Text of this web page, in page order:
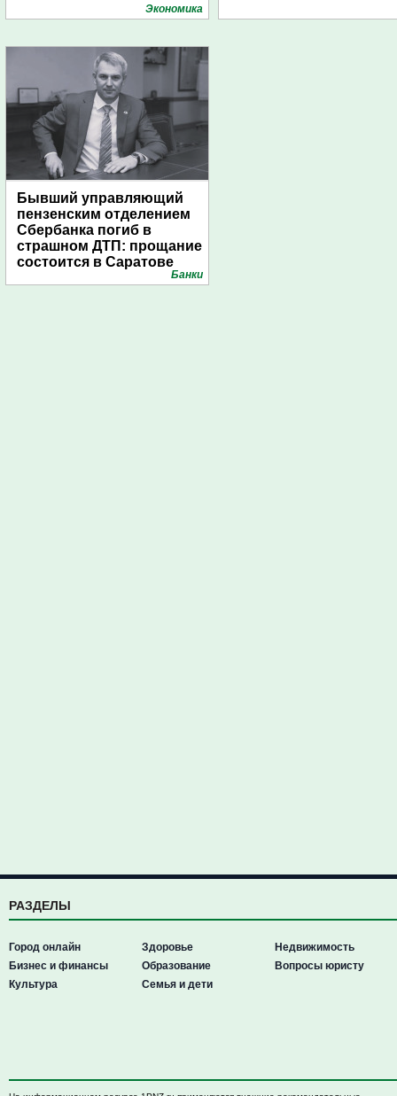
подготовили креативные
Экономика
Бывший управляющий
пензенским отделением
Сбербанка погиб в
страшном ДТП: прощание
состоится в Саратове
Банки
РАЗДЕЛЫ
Город онлайн
Бизнес и финансы
Культура
Здоровье
Образование
Семья и дети
Недвижимость
Вопросы юристу